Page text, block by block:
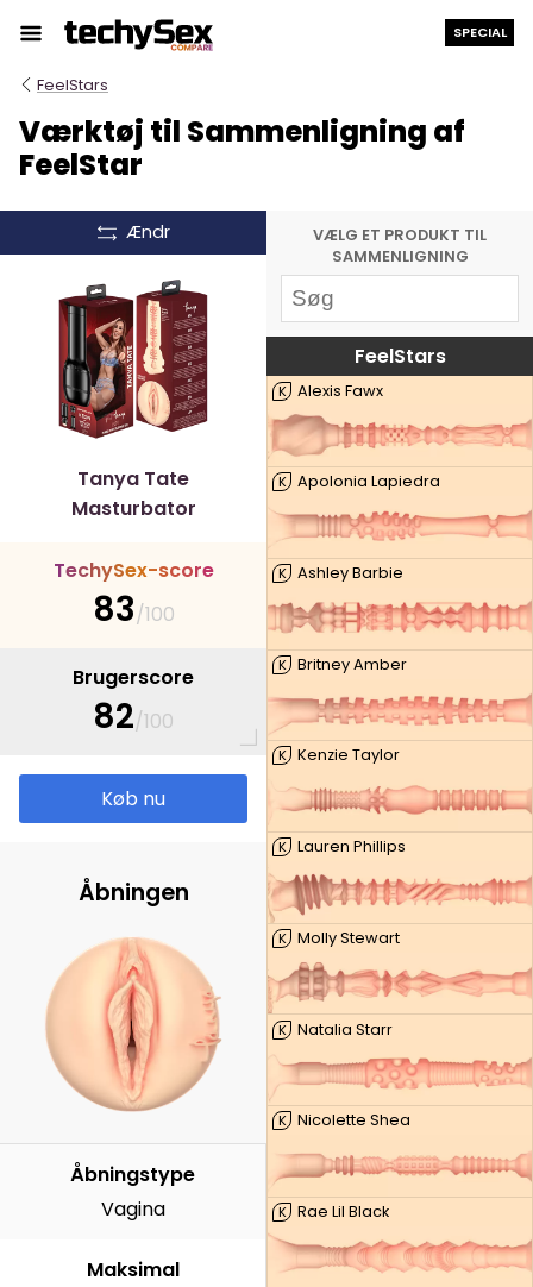
indholdet
SPECIAL
FeelStars
Værktøj til Sammenligning af
FeelStar
VÆLG ET PRODUKT TIL
SAMMENLIGNING
FeelStars
K Alexis Fawx
K Apolonia Lapiedra
K Ashley Barbie
K Britney Amber
K Kenzie Taylor
K Lauren Phillips
K Molly Stewart
K Natalia Starr
K Nicolette Shea
K Rae Lil Black
Ændr
Tanya Tate
Masturbator
TechySex-score
83/100
Brugerscore
82/100
Køb nu
Åbningen
Åbningstype
Vagina
Maksimal